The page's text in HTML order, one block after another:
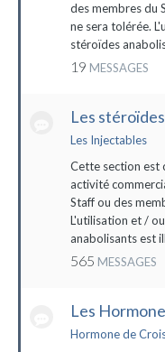
des membres du
ne sera tolérée.
stéroïdes
19 MESSAGES
Les
Les Injectables
Cette section est
activité
Staff ou des
L'utilisation et /
anabolisants est
565 MESSAGES
Les